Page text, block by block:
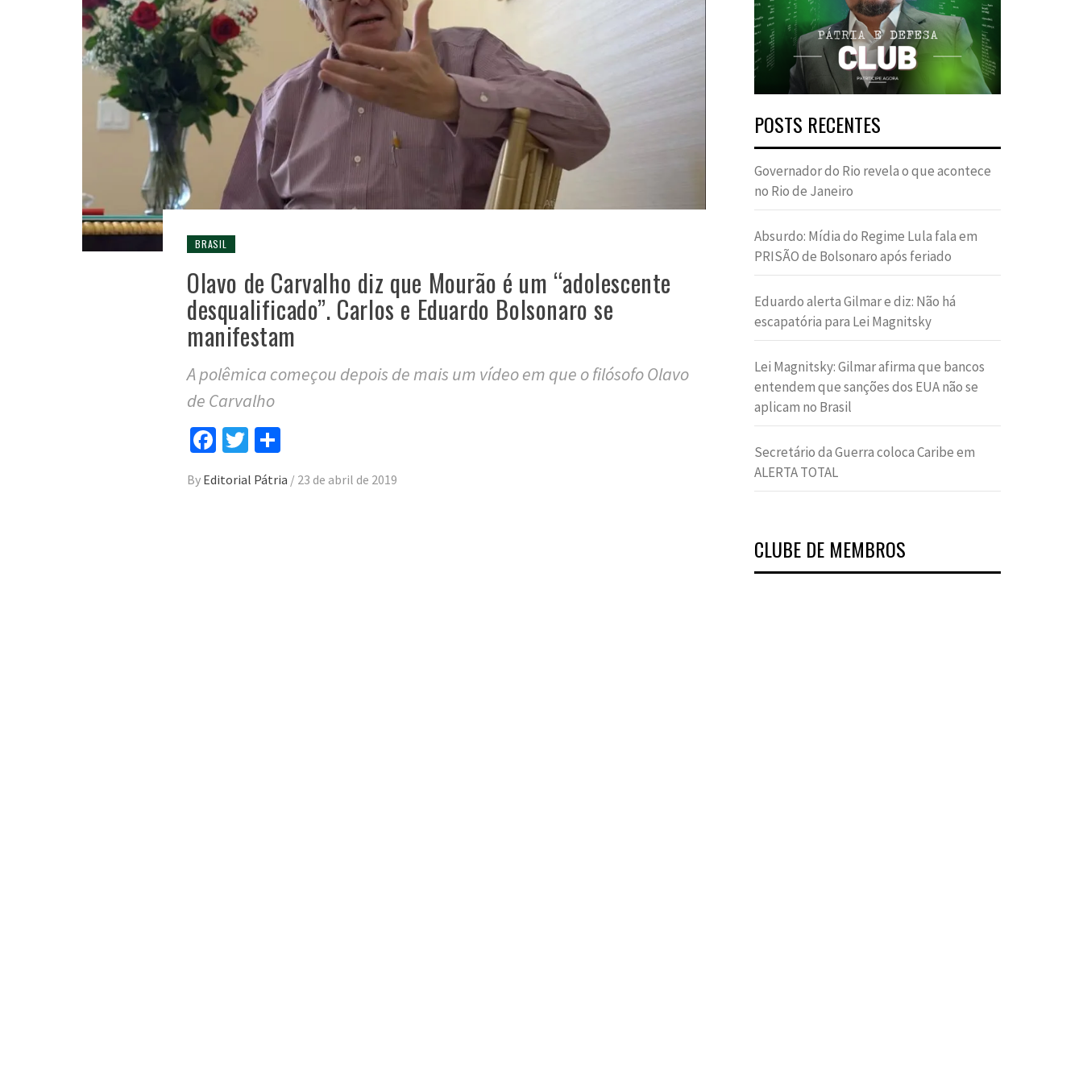
BRASIL
Olavo de Carvalho diz que Mourão é um “adolescente
desqualificado”. Carlos e Eduardo Bolsonaro se
manifestam
A polêmica começou depois de mais um vídeo em que o filósofo Olavo
de Carvalho
Facebook
Twitter
By Editorial Pátria / 23 de abril de 2019
POSTS RECENTES
Governador do Rio revela o que acontece
no Rio de Janeiro
Absurdo: Mídia do Regime Lula fala em
PRISÃO de Bolsonaro após feriado
Eduardo alerta Gilmar e diz: Não há
escapatória para Lei Magnitsky
Lei Magnitsky: Gilmar afirma que bancos
entendem que sanções dos EUA não se
aplicam no Brasil
Secretário da Guerra coloca Caribe em
ALERTA TOTAL
CLUBE DE MEMBROS